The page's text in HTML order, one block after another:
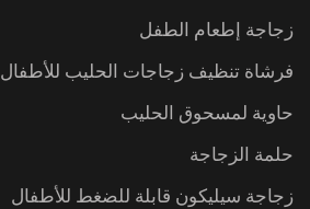
زجاجة إطعام الطفل
فرشاة تنظيف زجاجات الحليب للأطفال
حاوية لمسحوق الحليب
حلمة الزجاجة
زجاجة سيليكون قابلة للضغط للأطفال